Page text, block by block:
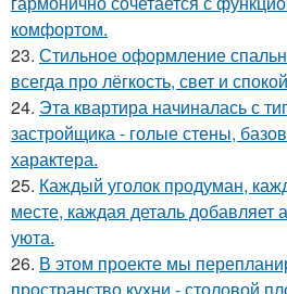
комфортом.
23. Стильное оформление
всегда про лёгкость, свет и
24. Эта квартира начиналась с
застройщика - голые стены,
характера.
25. Каждый уголок продуман,
месте, каждая деталь добавляет
уюта.
26. В этом проекте мы